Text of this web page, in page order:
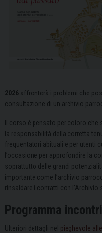
2026 affronterà i problemi che
consultazione di un archivio
Il corso è pensato per coloro
la responsabilità della corretta
frequentatori abituali e per utenti
l’occasione per approfondire la
soprattutto delle grandi
importante come l’archivio
rinsaldare i contatti con l’Archivio
Programma incontri
Ulteriori dettagli nel pieghevole